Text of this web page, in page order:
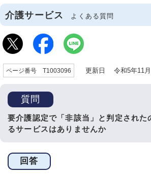
介護サービス よくある質問
ページ番号 T1003096 更新日 令和5年11月
質問
要介護認定で「非該当」と判定された
るサービスはありませんか
回答